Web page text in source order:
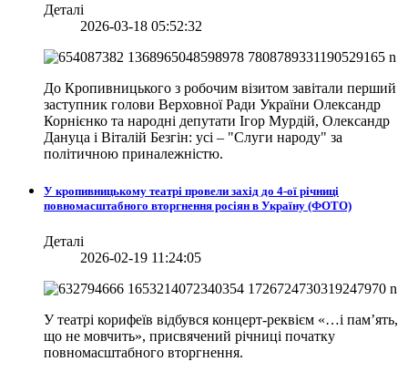
Деталі
2026-03-18 05:52:32
До Кропивницького з робочим візитом завітали перший
заступник голови Верховної Ради України Олександр
Корнієнко та народні депутати Ігор Мурдій, Олександр
Дануца і Віталій Безгін: усі – "Слуги народу" за
політичною приналежністю.
У кропивницькому театрі провели захід до 4-ої річниці
повномасштабного вторгнення росіян в Україну (ФОТО)
Деталі
2026-02-19 11:24:05
У театрі корифеїв відбувся концерт-реквієм «…і пам’ять,
що не мовчить», присвячений річниці початку
повномасштабного вторгнення.